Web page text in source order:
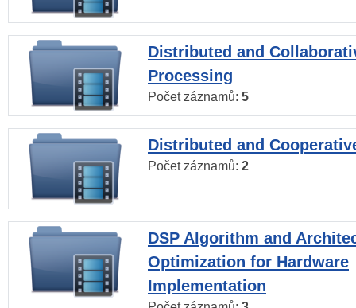
Distributed and
Processing
Počet záznamů: 5
Distributed and
Počet záznamů: 2
DSP Algorithm and
Optimization for Hardware
Implementation